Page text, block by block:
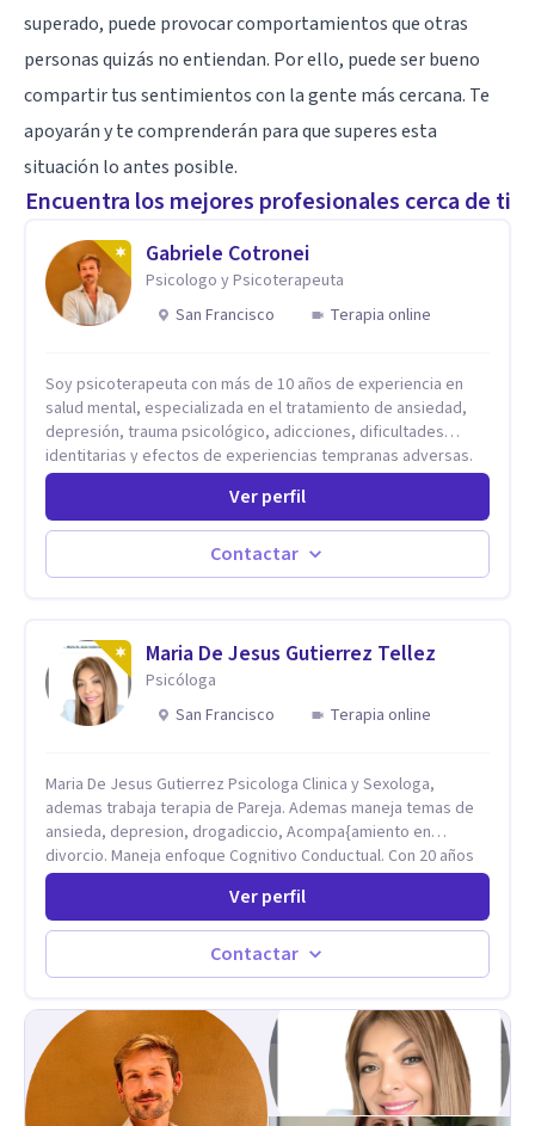
superado, puede provocar comportamientos que otras
personas quizás no entiendan. Por ello, puede ser bueno
compartir tus sentimientos con la gente más cercana. Te
apoyarán y te comprenderán para que superes esta
situación lo antes posible.
Encuentra los mejores profesionales cerca de ti
Gabriele Cotronei
Psicologo y Psicoterapeuta
San Francisco
Terapia online
Soy psicoterapeuta con más de 10 años de experiencia en
salud mental, especializada en el tratamiento de ansiedad,
depresión, trauma psicológico, adicciones, dificultades
identitarias y efectos de experiencias tempranas adversas.
Ofrezco un espacio terapéutico seguro, confidencial y
profundamente humano, donde el dolor emocional puede
transformarse en autoconocimiento, regulación emocional y
psicoanálisis, terapia somática y de trauma, psicología
Psicología Analítica Junguiana. Mi abordaje también incorpora
perspectivas interculturales, ecopsicología y el trabajo
simbólico con el inconsciente, entendiendo que cada
proceso terapéutico es único y requiere una mirada
Ver perfil
Contactar
Maria De Jesus Gutierrez Tellez
Psicóloga
San Francisco
Terapia online
Maria De Jesus Gutierrez Psicologa Clinica y Sexologa,
ademas trabaja terapia de Pareja. Ademas maneja temas de
ansieda, depresion, drogadiccio, Acompa{amiento en
divorcio. Maneja enfoque Cognitivo Conductual. Con 20 años
de experiencia, constantemente capacitandose en las
diferntes areas de la Salud Mental.
Ver perfil
Contactar